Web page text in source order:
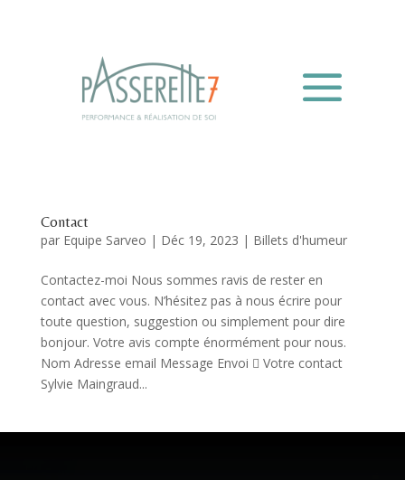
Contact
par Equipe Sarveo | Déc 19, 2023 | Billets d'humeur
Contactez-moi Nous sommes ravis de rester en
contact avec vous. N’hésitez pas à nous écrire pour
toute question, suggestion ou simplement pour dire
bonjour. Votre avis compte énormément pour nous.
Nom Adresse email Message Envoi  Votre contact
Sylvie Maingraud...